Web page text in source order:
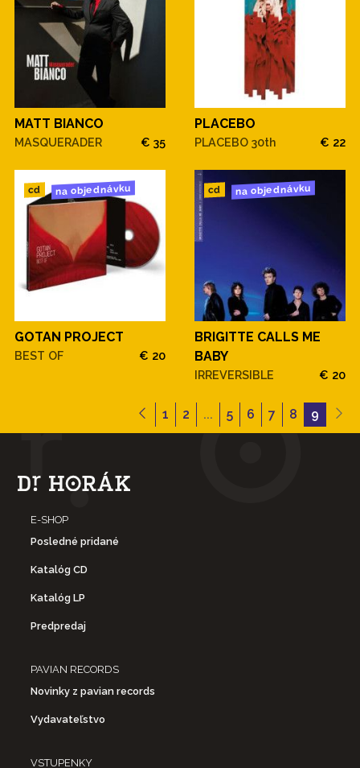
MATT BIANCO
MASQUERADER € 35
PLACEBO
PLACEBO 30th € 22
cd na objednávku
GOTAN PROJECT
BEST OF € 20
cd na objednávku
BRIGITTE CALLS ME
BABY
IRREVERSIBLE € 20
1 2 ... 5 6 7 8 9
E-SHOP
Posledné pridané
Katalóg CD
Katalóg LP
Predpredaj
PAVIAN RECORDS
Novinky z pavian records
Vydavateľstvo
VSTUPENKY